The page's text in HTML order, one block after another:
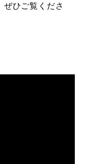
ぜひご覧くださ